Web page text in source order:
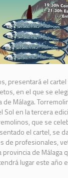
presentará el
en el que se
Málaga.
Sol en la tercera
que se
el cartel, se
de profesionales,
provincia de Málaga
lugar este año